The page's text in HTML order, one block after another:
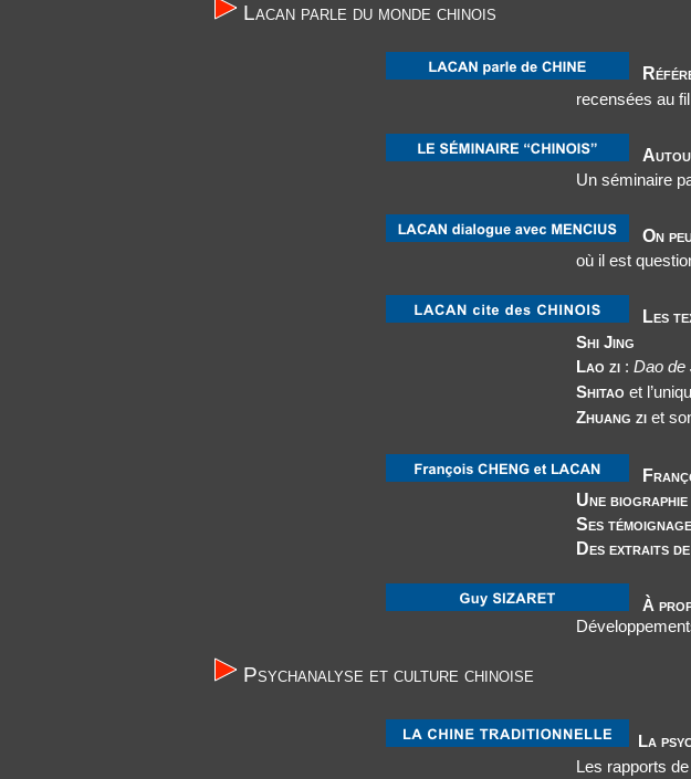
Lacan parle du monde chinois
recensées au
Un séminaire
On
où il est
Les
Shi Jing
Lao zi : Dao de
Shitao et
Zhuang zi et
Une biographie du
Ses témoignages de sa
Des extraits de
À
Psychanalyse et culture chinoise
La
Les rapports